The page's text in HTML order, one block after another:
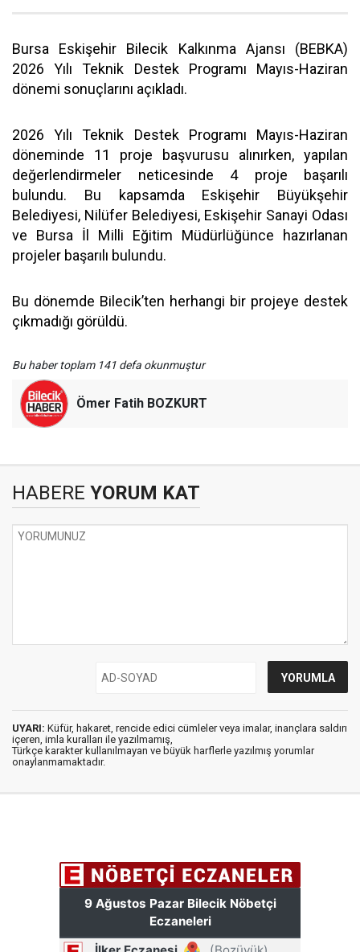
Bursa Eskişehir Bilecik Kalkınma Ajansı (BEBKA)
2026 Yılı Teknik Destek Programı Mayıs-Haziran
dönemi sonuçlarını açıkladı.
2026 Yılı Teknik Destek Programı Mayıs-Haziran
döneminde 11 proje başvurusu alınırken, yapılan
değerlendirmeler neticesinde 4 proje başarılı
bulundu. Bu kapsamda Eskişehir Büyükşehir
Belediyesi, Nilüfer Belediyesi, Eskişehir Sanayi Odası
ve Bursa İl Milli Eğitim Müdürlüğünce hazırlanan
projeler başarılı bulundu.
Bu dönemde Bilecik’ten herhangi bir projeye destek
çıkmadığı görüldü.
Bu haber toplam 141 defa okunmuştur
Ömer Fatih BOZKURT
HABERE YORUM KAT
UYARI: Küfür, hakaret, rencide edici cümleler veya imalar, inançlara saldırı
içeren, imla kuralları ile yazılmamış,
Türkçe karakter kullanılmayan ve büyük harflerle yazılmış yorumlar
onaylanmamaktadır.